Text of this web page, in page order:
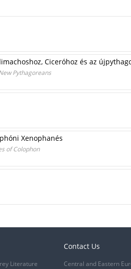
Ciceróhoz és az
Pythagoreans
Xenophanés
of Colophon
Literature
Contact Us
Central and Eastern